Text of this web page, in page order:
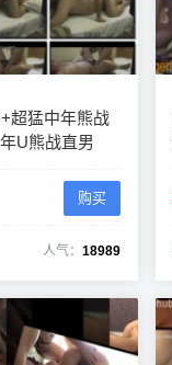
超猛中年熊战
U熊战直男
购买
人气： 18989